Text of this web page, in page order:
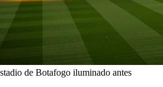
de Botafogo iluminado antes